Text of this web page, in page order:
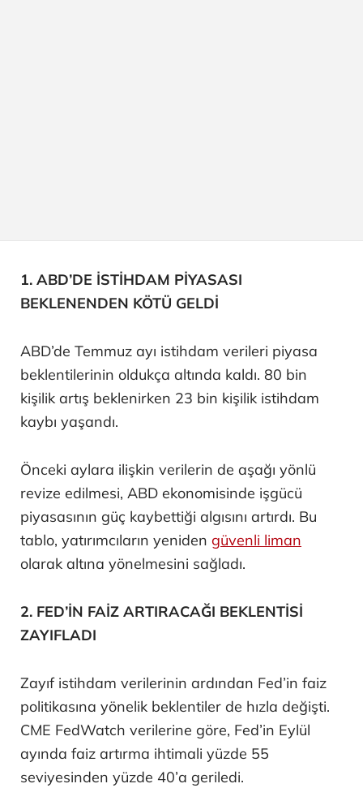
1. ABD’DE İSTİHDAM PİYASASI
BEKLENENDEN KÖTÜ GELDİ
ABD’de Temmuz ayı istihdam verileri piyasa
beklentilerinin oldukça altında kaldı. 80 bin
kişilik artış beklenirken 23 bin kişilik istihdam
kaybı yaşandı.
Önceki aylara ilişkin verilerin de aşağı yönlü
revize edilmesi, ABD ekonomisinde işgücü
piyasasının güç kaybettiği algısını artırdı. Bu
tablo, yatırımcıların yeniden güvenli liman
olarak altına yönelmesini sağladı.
2. FED’İN FAİZ ARTIRACAĞI BEKLENTİSİ
ZAYIFLADI
Zayıf istihdam verilerinin ardından Fed’in faiz
politikasına yönelik beklentiler de hızla değişti.
CME FedWatch verilerine göre, Fed’in Eylül
ayında faiz artırma ihtimali yüzde 55
seviyesinden yüzde 40’a geriledi.